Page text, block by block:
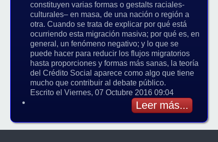
constituyen varias formas o gestalts raciales-
culturales– en masa, de una nación o región a
otra. Cuando se trata de explicar por qué está
ocurriendo esta migración masiva; por qué es, en
general, un fenómeno negativo; y lo que se
puede hacer para reducir los flujos migratorios
hasta proporciones y formas más sanas, la teoría
del Crédito Social aparece como algo que tiene
mucho que contribuir al debate público.
Escrito el Viernes, 07 Octubre 2016 09:04
Leer más...